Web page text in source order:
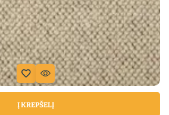
Į KREPŠELĮ